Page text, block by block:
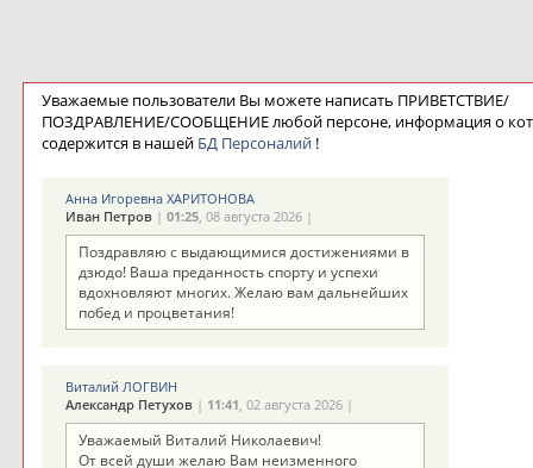
Уважаемые пользователи Вы можете написать ПРИВЕТСТВИЕ/
ПОЗДРАВЛЕНИЕ/СООБЩЕНИЕ любой персоне, информация о
содержится в нашей БД Персоналий!
Анна Игоревна ХАРИТОНОВА
Иван Петров| 01:25, 08 августа 2026 |
Поздравляю с выдающимися достижениями в
дзюдо! Ваша преданность спорту и успехи
вдохновляют многих. Желаю вам дальнейших
побед и процветания!
Виталий ЛОГВИН
Александр Петухов| 11:41, 02 августа 2026 |
Уважаемый Виталий Николаевич!
От всей души желаю Вам неизменного